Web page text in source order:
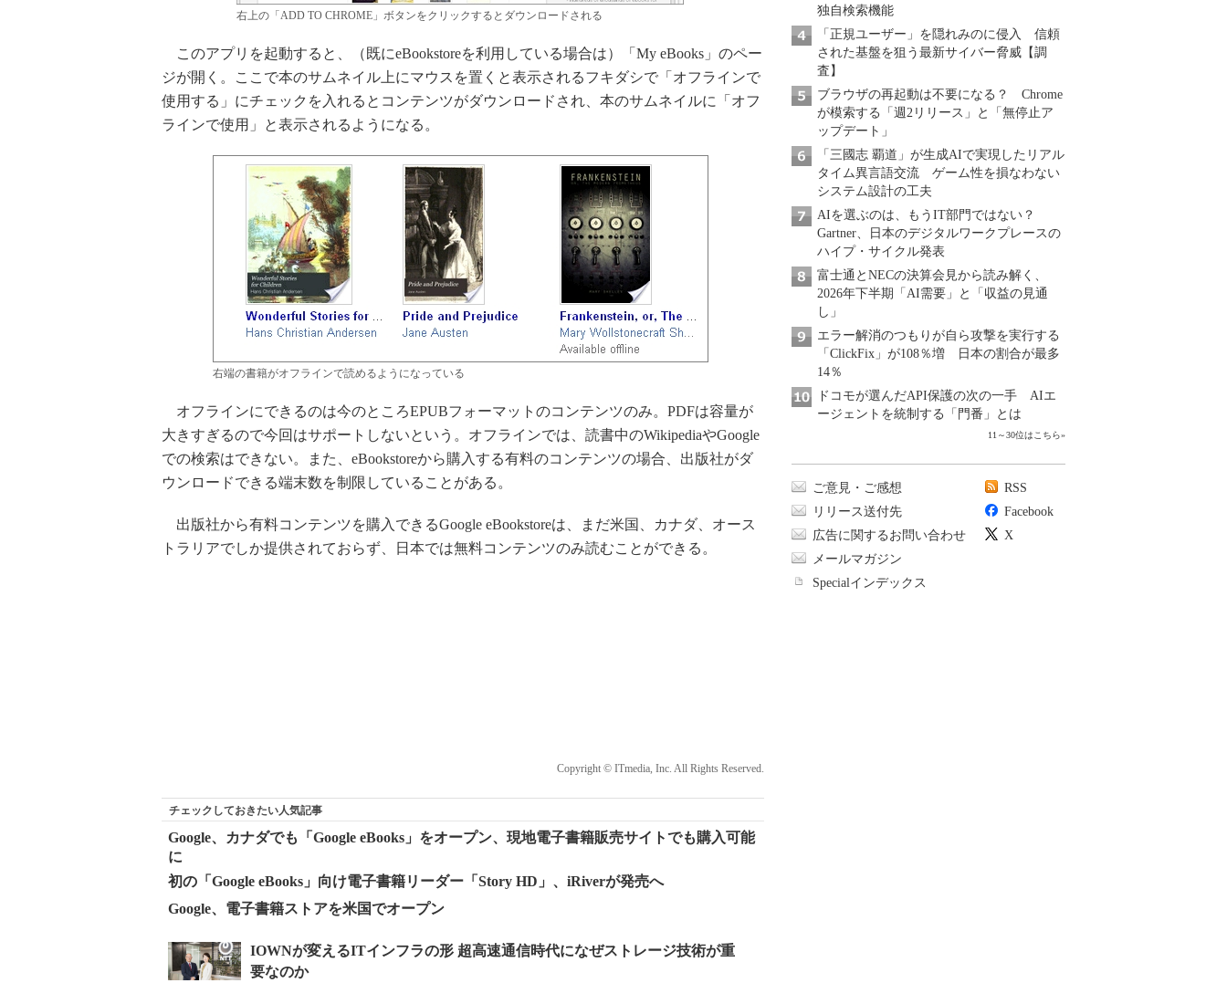
右上の「ADD TO CHROME」ボタンをクリックするとダウンロードされる
このアプリを起動すると、（既にeBookstoreを利用している場合は）「My eBooks」のペー
ジが開く。ここで本のサムネイル上にマウスを置くと表示されるフキダシで「オフラインで
使用する」にチェックを入れるとコンテンツがダウンロードされ、本のサムネイルに「オフ
ラインで使用」と表示されるようになる。
右端の書籍がオフラインで読めるようになっている
オフラインにできるのは今のところEPUBフォーマットのコンテンツのみ。PDFは容量が
大きすぎるので今回はサポートしないという。オフラインでは、読書中のWikipediaやGoogle
での検索はできない。また、eBookstoreから購入する有料のコンテンツの場合、出版社がダ
ウンロードできる端末数を制限していることがある。
出版社から有料コンテンツを購入できるGoogle eBookstoreは、まだ米国、カナダ、オース
トラリアでしか提供されておらず、日本では無料コンテンツのみ読むことができる。
Copyright © ITmedia, Inc. All Rights Reserved.
チェックしておきたい人気記事
Google、カナダでも「Google eBooks」をオープン、現地電子書籍販売サイトでも購入可能
に
初の「Google eBooks」向け電子書籍リーダー「Story HD」、iRiverが発売へ
Google、電子書籍ストアを米国でオープン
独自検索機能
「正規ユーザー」を隠れみのに侵入 信頼
された基盤を狙う最新サイバー脅威【調
査】
ブラウザの再起動は不要になる？ Chrome
が模索する「週2リリース」と「無停止ア
ップデート」
「三國志 覇道」が生成AIで実現したリアル
タイム異言語交流 ゲーム性を損なわない
システム設計の工夫
AIを選ぶのは、もうIT部門ではない？
Gartner、日本のデジタルワークプレースの
ハイプ・サイクル発表
富士通とNECの決算会見から読み解く、
2026年下半期「AI需要」と「収益の見通
し」
エラー解消のつもりが自ら攻撃を実行する
「ClickFix」が108％増 日本の割合が最多
14％
ドコモが選んだAPI保護の次の一手 AIエ
ージェントを統制する「門番」とは
11～30位はこちら»
ご意見・ご感想
リリース送付先
広告に関するお問い合わせ
メールマガジン
Specialインデックス
RSS
Facebook
X